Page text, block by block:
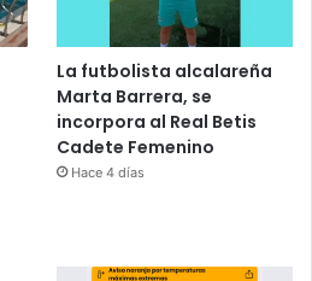
La futbolista alcalareña
Marta Barrera, se
incorpora al Real Betis
Cadete Femenino
Hace 4 días